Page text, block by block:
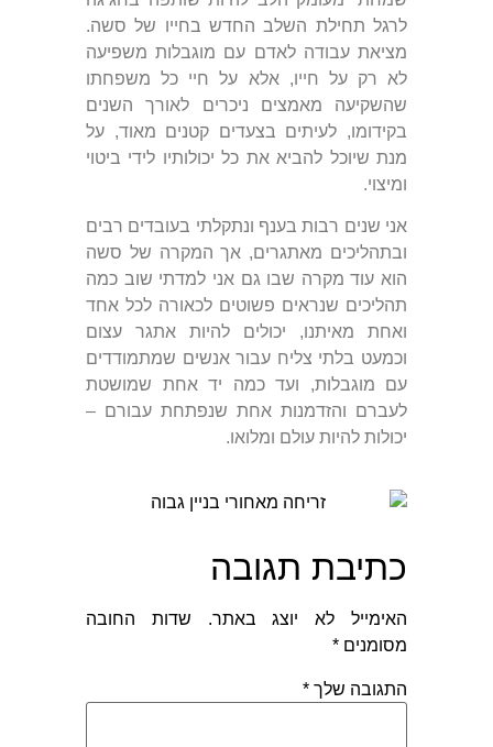
לרגל תחילת השלב החדש בחייו של סשה.
מציאת עבודה לאדם עם מוגבלות משפיעה
לא רק על חייו, אלא על חיי כל משפחתו
שהשקיעה מאמצים ניכרים לאורך השנים
בקידומו, לעיתים בצעדים קטנים מאוד, על
מנת שיוכל להביא את כל יכולותיו לידי ביטוי
ומיצוי.
אני שנים רבות בענף ונתקלתי בעובדים רבים
ובתהליכים מאתגרים, אך המקרה של סשה
הוא עוד מקרה שבו גם אני למדתי שוב כמה
תהליכים שנראים פשוטים לכאורה לכל אחד
ואחת מאיתנו, יכולים להיות אתגר עצום
וכמעט בלתי צליח עבור אנשים שמתמודדים
עם מוגבלות, ועד כמה יד אחת שמושטת
לעברם והזדמנות אחת שנפתחת עבורם –
יכולות להיות עולם ומלואו.
כתיבת תגובה
האימייל לא יוצג באתר.
שדות החובה
מסומנים *
התגובה שלך *